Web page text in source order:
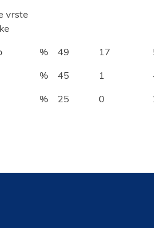
vrste
% 49 17
% 45 1
% 25 0